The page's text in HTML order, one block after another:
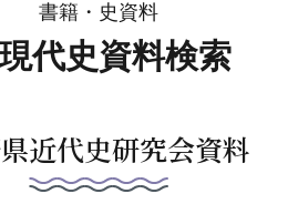
書籍・史資料
代史資料検索
近代史研究会資料